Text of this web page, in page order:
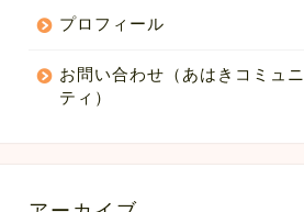
プロフィール
お問い合わせ（あはきコミュニ
ティ）